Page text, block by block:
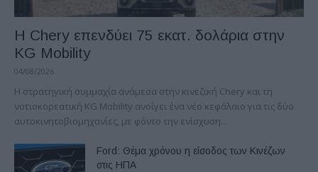
Η Chery επενδύει 75 εκατ. δολάρια στην
KG Mobility
04/08/2026
H στρατηγική συμμαχία ανάμεσα στην κινεζική Chery και τη
νοτιοκορεατική KG Mobility ανοίγει ένα νέο κεφάλαιο για τις δύο
αυτοκινητοβιομηχανίες, με φόντο την ενίσχυση...
Ford: Θέμα χρόνου η είσοδος των Κινέζων
στις ΗΠΑ